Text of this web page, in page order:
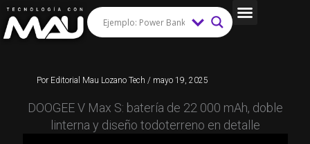
Ir
al
contenido
Por Editorial Mau Lozano Tech / mayo 19, 2025
DOOGEE V Max S: batería de 22 000 mAh, doble
linterna y diseño todoterreno en detalle